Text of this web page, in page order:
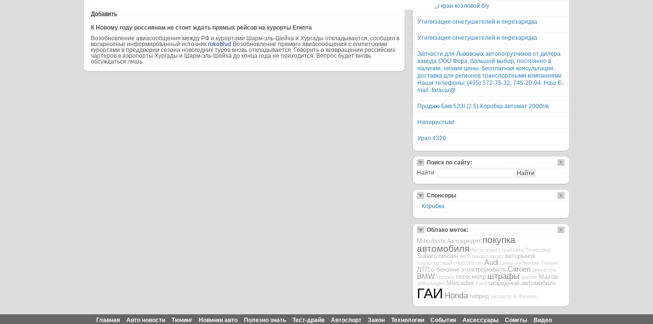
К Новому году россиянам не стоит ждать прямых рейсов на курорты Египта
Возобновление авиасообщения между РФ и курортами Шарм-эль-Шейха и Хургады откладывается, сообщил в
воскресенье информированный источник rukoblud Возобновление прямого авиасообщения с египетскими
курортами в преддверии сезона новогодних туров вновь откладывается. Говорить о возвращении российских
чартеров в аэропорты Хургады и Шарм-эль-Шейха до конца года не приходится. Вопрос будет вновь
обсуждаться лишь
Продам кран козловой б/у
Утилизация огнетушителей и перезарядка
Утилизация огнетушителей и перезарядка
Запчасти для Львовских автопогрузчиков от дилера
завода ООО Фора, большой выбор, постоянно в
наличии, низкие цены. бесплатная консультация,
доставка для регионов транспортными компаниями.
Наши телефоны: (495) 572-75-32, 745-20-94. Наш E-
mail: foracar@
Продаю Бмв 523I (2.5) Коробка автомат 2000г/в
Напористым!
Урал 4320
Поиск по сайту:
Найти:
Спонсоры
Коробка
Облако меток:
Mitsubishi Автокредит покупка
автомобиля Автосалон страховка Тонировка
Subaru бензин Автотюнинг акциз авторынок
транспортный сбор Nissan Audi Цены на бензин Тюнинг
ДТП о бензине электромобиль Citroen двигатель
BMW Налоги техосмотр штрафы кризис Mazda
Volkswagen Mercedes Ford гибридный автомобиль
ГАИ Honda гибрид автошоу в Женеве
Главная Авто новости Тюнинг Новинки авто Полезно знать Тест-драйв Автоспорт Закон Технологии События Аксессуары Советы Видео